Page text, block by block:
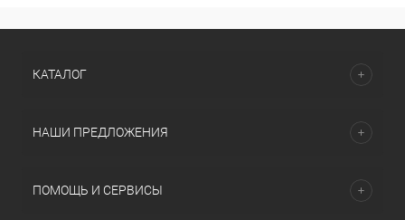
КАТАЛОГ
НАШИ ПРЕДЛОЖЕНИЯ
ПОМОЩЬ И СЕРВИСЫ